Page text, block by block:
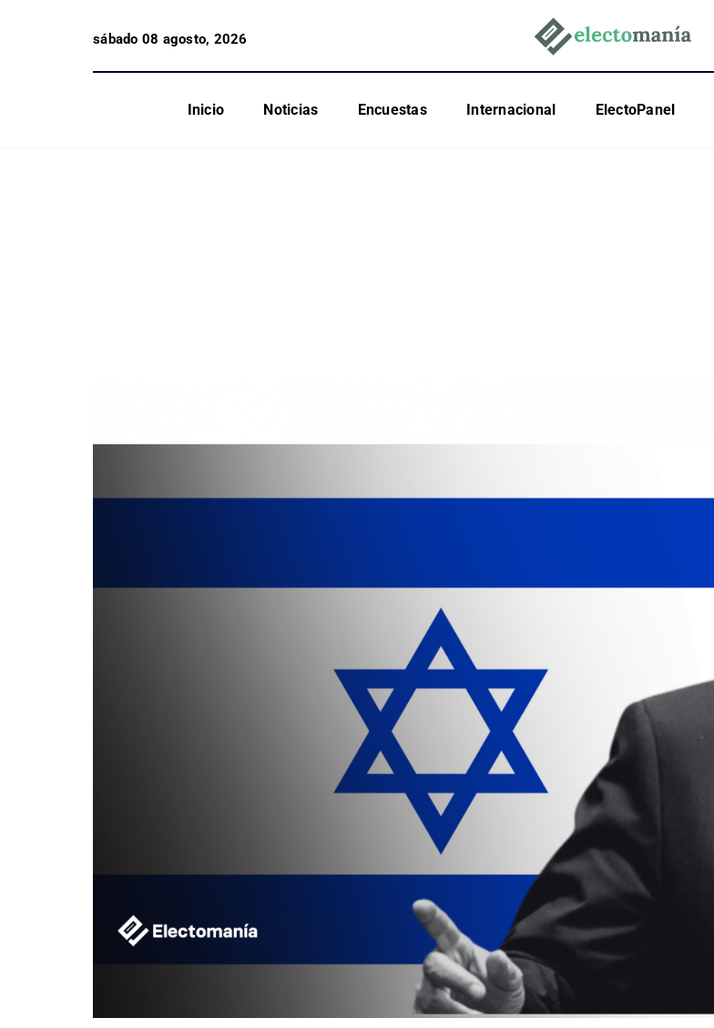
sábado 08 agosto, 2026
Inicio Noticias Encuestas Internacional ElectoPanel